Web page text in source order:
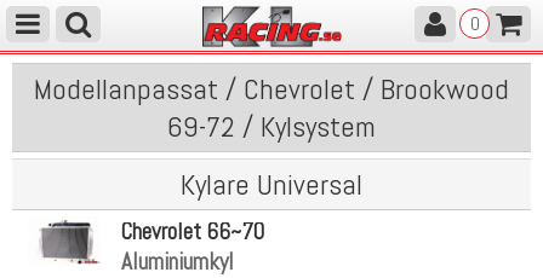
0
Modellanpassat / Chevrolet / Brookwood
69-72 / Kylsystem
Kylare Universal
Chevrolet 66~70
Aluminiumkyl